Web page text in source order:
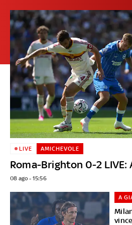
Roma-Brighton 0-2 LIVE:
LIVE AMICHEVOLE
08 ago - 15:56
A